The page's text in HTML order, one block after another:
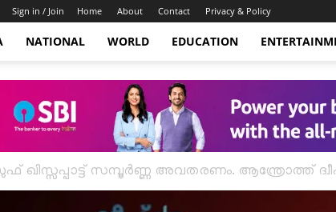
Sign in / Join Home About Contact Privacy & Policy
NATIONAL WORLD EDUCATION
സമ്പൂർണ്ണ അവതരണം. ആന്ത്രോത്ത്